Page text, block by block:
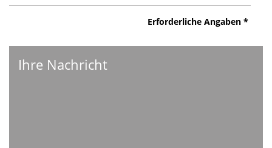
Erfor­der­li­che Angaben *